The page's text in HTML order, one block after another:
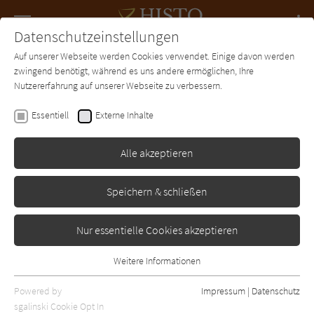
SUCHE Forum Charts Newsletter
Bjørn Andreas Bull-Hansen
VIKING - Die Armee der
Penguin
Datenschutzeinstellungen
Auf unserer Webseite werden Cookies verwendet. Einige davon werden
zwingend benötigt, während es uns andere ermöglichen, Ihre
Nutzererfahrung auf unserer Webseite zu verbessern.
Essentiell Externe Inhalte
Alle akzeptieren
Speichern & schließen
Nur essentielle Cookies akzeptieren
Essentielle Cookies werden für grundlegende Funktionen der
Webseite benötigt. Dadurch ist gewährleistet, dass die Webseite
Weitere Informationen
Powered by
sgalinski Cookie Opt In
Impressum | Datenschutz